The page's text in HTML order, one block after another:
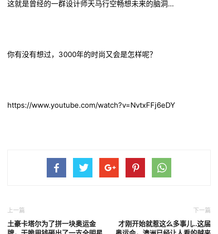
这就是曾经的一群设计师天马行空畅想未来的脑洞…
你有没有想过，3000年的时尚又会是怎样呢？
https://www.youtube.com/watch?v=NvtxFFj6eDY
上一篇
土豪卡塔尔为了拼一块奥运金
下一篇
才刚开始就惹这么多事儿..这届